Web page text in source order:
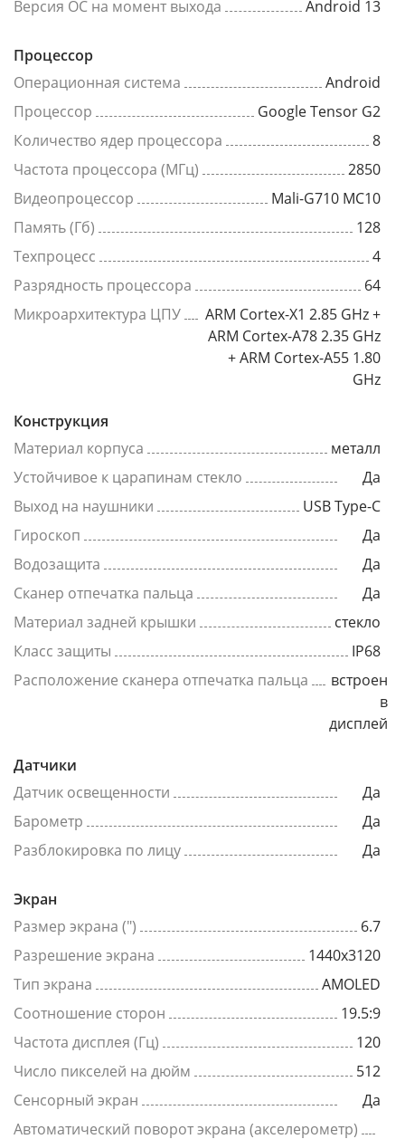
Версия ОС на момент выхода Android 13
Процессор
Операционная система
Android
Процессор
Google Tensor G2
Количество ядер процессора
8
Частота процессора (МГц)
2850
Видеопроцессор
Mali-G710 MC10
Память (Гб)
128
Техпроцесс
4
Разрядность процессора
64
Микроархитектура ЦПУ
ARM Cortex-X1 2.85 GHz +
ARM Cortex-A78 2.35 GHz
+ ARM Cortex-A55 1.80
GHz
Конструкция
Материал корпуса
металл
Устойчивое к царапинам стекло
Да
Выход на наушники
USB Type-C
Гироскоп
Да
Водозащита
Да
Сканер отпечатка пальца
Да
Материал задней крышки
стекло
Класс защиты
IP68
Расположение сканера отпечатка пальца
встроен
в
дисплей
Датчики
Датчик освещенности
Да
Барометр
Да
Разблокировка по лицу
Да
Экран
Размер экрана (")
6.7
Разрешение экрана
1440x3120
Тип экрана
AMOLED
Соотношение сторон
19.5:9
Частота дисплея (Гц)
120
Число пикселей на дюйм
512
Сенсорный экран
Да
Автоматический поворот экрана (акселерометр)